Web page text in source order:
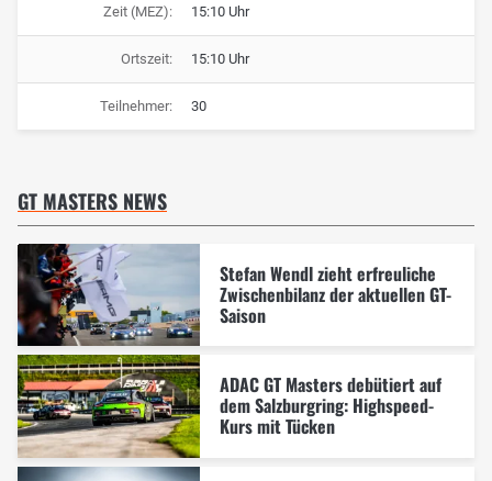
Zeit (MEZ): 15:10 Uhr
Ortszeit: 15:10 Uhr
Teilnehmer: 30
GT MASTERS NEWS
Stefan Wendl zieht erfreuliche
Zwischenbilanz der aktuellen GT-
Saison
ADAC GT Masters debütiert auf
dem Salzburgring: Highspeed-
Kurs mit Tücken